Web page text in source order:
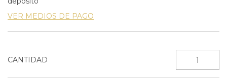
VER MEDIOS DE PAGO
CANTIDAD